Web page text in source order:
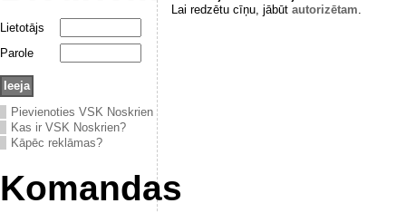
Lietotājs
Parole
Pievienoties VSK Noskrien
Kas ir VSK Noskrien?
Kāpēc reklāmas?
Komandas
Lai redzētu cīņu, jābūt autorizētam.